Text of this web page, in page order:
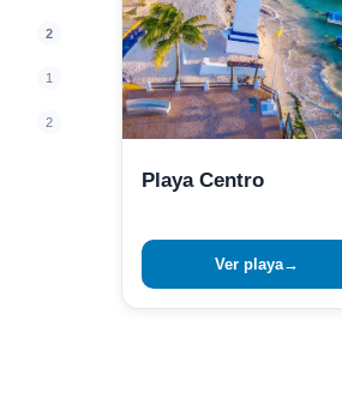
2
1
2
Playa Centro
Ver playa→